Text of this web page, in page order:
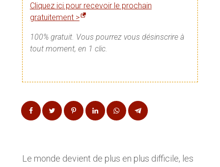
Cliquez ici pour recevoir le prochain
gratuitement >
100% gratuit. Vous pourrez vous désinscrire à
tout moment, en 1 clic.
Le monde devient de plus en plus difficile, les